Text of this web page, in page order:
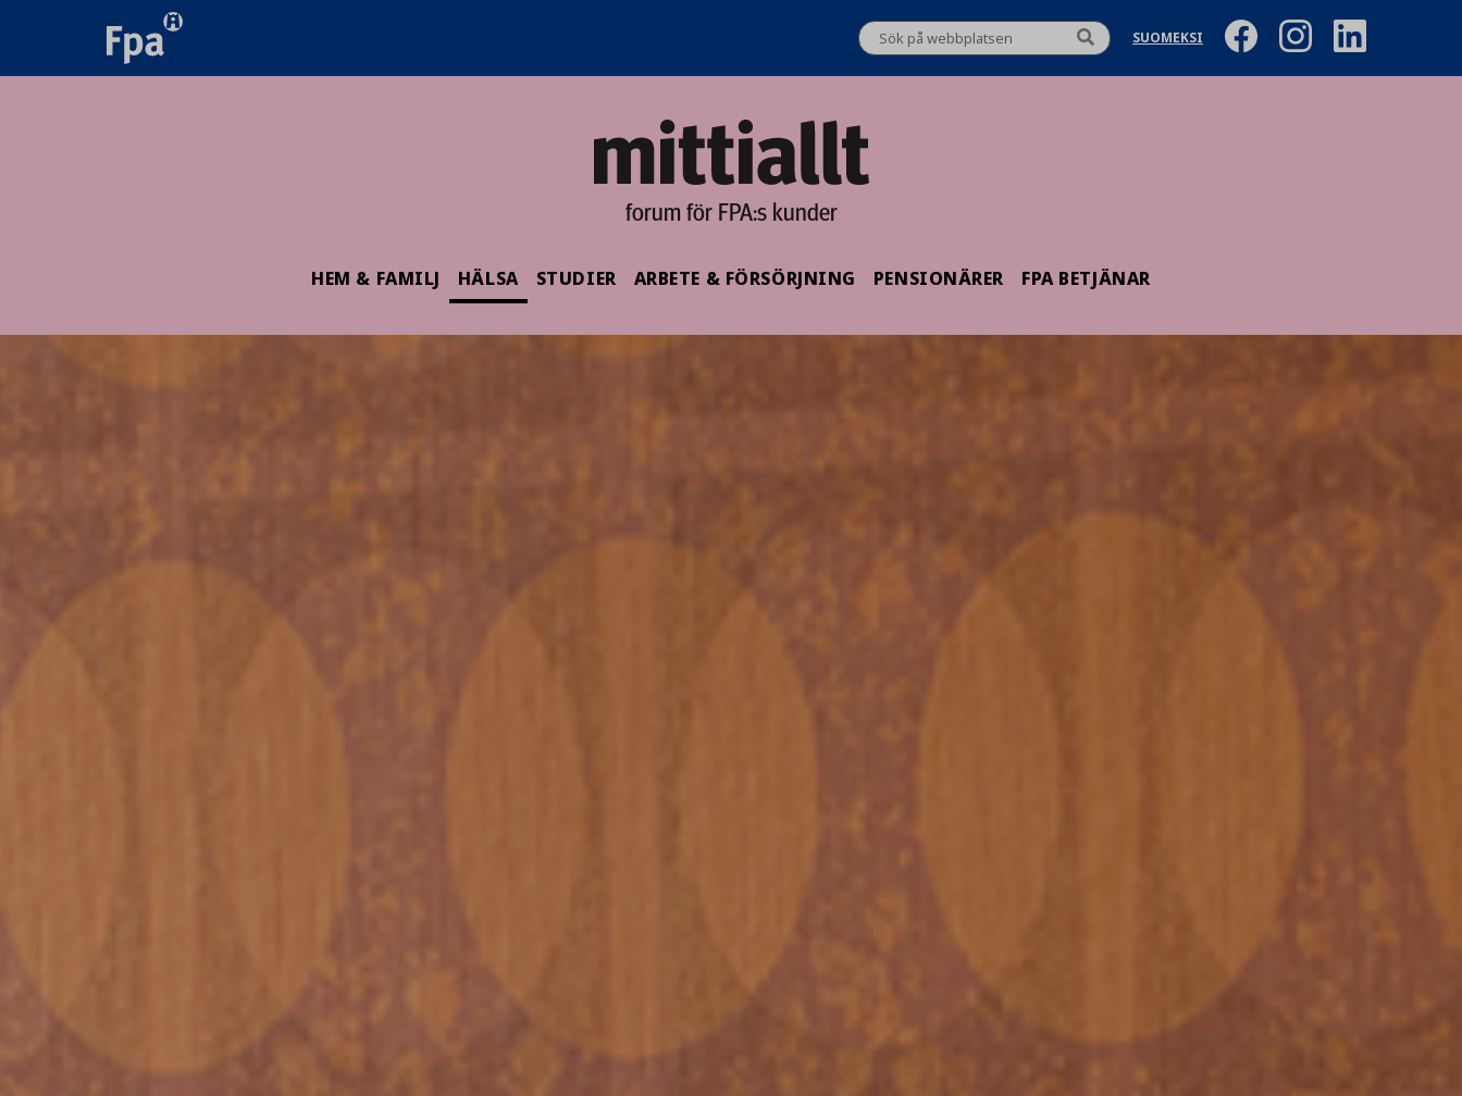
SUOMEKSI
forum för FPA:s kunder
HEM & FAMILJ HÄLSA STUDIER ARBETE & FÖRSÖRJNING PENSIONÄRER FPA BETJÄNAR